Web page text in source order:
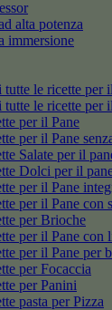
alta potenza
immersione
tutte le ricette per
tutte le ricette per
per il Pane
per il Pane
Salate per il
Dolci per il
per il Pane
per il Pane con
per Brioche
per il Pane con
per il Pane per
per Focaccia
per Panini
pasta per Pizza